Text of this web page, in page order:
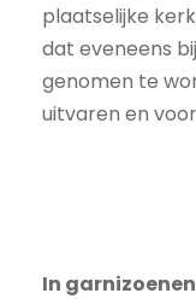
plaatselijke
dat eveneens
genomen te
uitvaren en
In